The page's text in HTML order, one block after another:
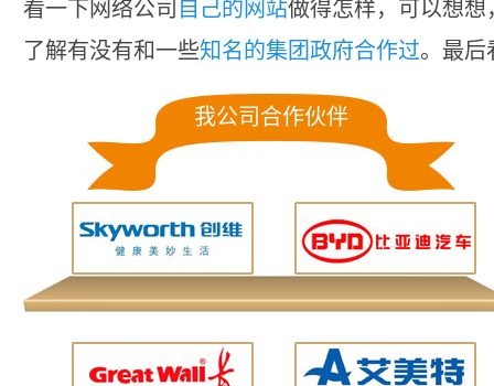
看一下网络公司 自己的网站做得怎样，可以想
了解有没有和一些知名的集团政府合作过。最后
我公司合作伙伴